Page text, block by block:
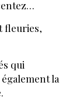
fleuries,
qui
la